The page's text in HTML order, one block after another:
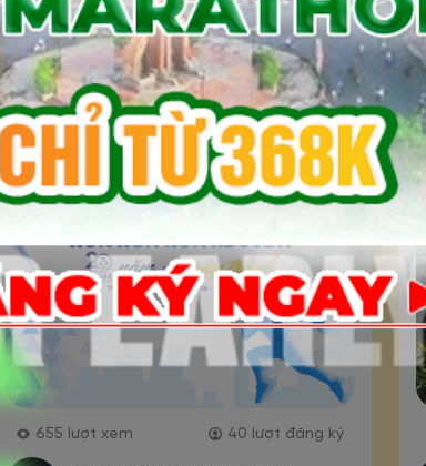
366 lượt xem 19 lượt đăng ký
Giải đi bộ trực tuyến “Khỏe
thể chất” của Trung tâm
Kiểm định chất lượng giáo
dục năm 2026
Đăng ký
655 lượt xem 40 lượt đăng ký